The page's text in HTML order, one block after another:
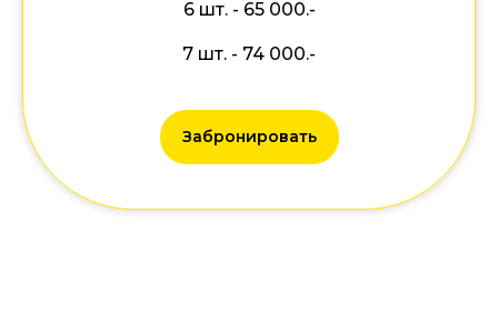
6 шт. - 65 000.-
7 шт. - 74 000.-
Забронировать